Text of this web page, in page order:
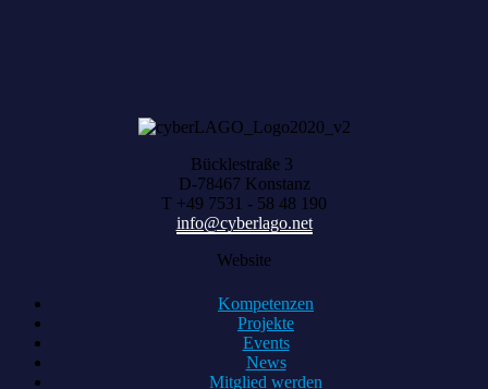
Bücklestraße 3
D-78467 Konstanz
T +49 7531 - 58 48 190
info@cyberlago.net
Website
Kompetenzen
Projekte
Events
News
Mitglied werden